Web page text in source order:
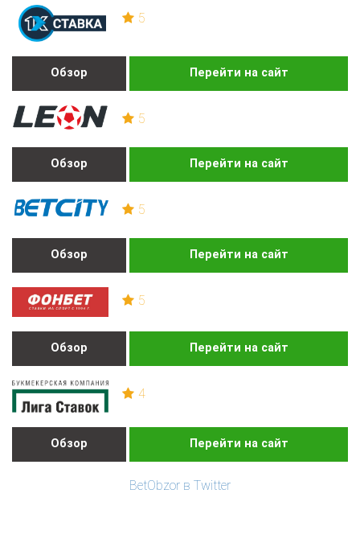
5
Обзор Перейти на сайт
5
Обзор Перейти на сайт
5
Обзор Перейти на сайт
5
Обзор Перейти на сайт
4
Обзор Перейти на сайт
BetObzor в Twitter